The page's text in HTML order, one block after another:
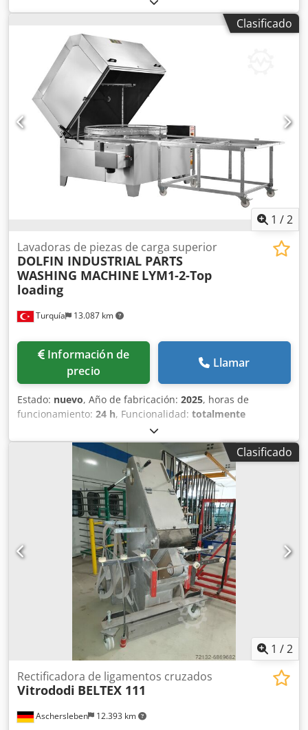
Palfinger 2700, año: 2022, capacidad de carga de la grúa:
hasta 2.000 kg, altura de trabajo: hasta aprox. 6,5 m,
extensiones: totalmente hidráulicas, Flyjib: TGT Flyjib
'Robby 2000', tren de rodaje: orugas, ancho del tren de
rodaje: telescópico, recubrimiento: recubierto KTL, motor:
Vanguard, peso propio: aprox. 1.700 kg, aprox. 555 horas
de funcionamiento, sin remolque Cedpfx Asy Eymhspvjrf
Clasificado
1 /2
Turquía 13.087 km
Lavadoras de piezas de carga superior
DOLFIN INDUSTRIAL PARTS
WASHING MACHINE LYM1-2-Top
loading
Información de
precio
Llamar
Estado: nuevo, Año de fabricación: 2025, horas de
funcionamiento: 24 h, Funcionalidad: totalmente
, Las lavadoras de piezas de la serie DOLFİN-
PYM2 son dispositivos de limpieza de piezas de uso
industrial que se utilizan antes y después de una revisión,
especialmente en servicios de reparación y
mantenimiento. Crsdpfx Apov Sa I Tjvef Mientras las piezas
colocadas en el dispositivo giran sobre su propio eje
mediante la cesta de lavado, se rocía agua caliente con
detergente a presión. Gracias a la presión, la temperatura
y el efecto químico, se limpia todo el aceite y la suciedad
de la pieza. Dado que las lavadoras de piezas Dolfin
funcionan en circuito cerrado, no se utiliza agua ni
detergente nuevo cada vez. Aunque se lavan varias veces
con el mismo depósito, toda la suciedad permanece en la
celda de lavado. Esta característica protege tanto al medio
ambiente como a los empleados. Gracias a su alta
eficiencia y rendimiento, ahorra energía, agua y mano de
obra. Funciona automáticamente según los valores de
temperatura y tiempo configurados durante el
funcionamiento. Para cargar o retirar artículos pesados en
un carro de transporte cuando sea necesario. Con este
Clasificado
1 /2
Aschersleben 12.393 km
Rectificadora de ligamentos cruzados
Vitrododi BELTEX 111